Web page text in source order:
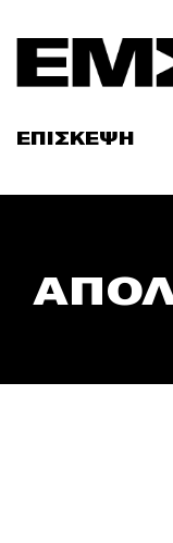
content
ΕΠΙΣΚΕΨΗ